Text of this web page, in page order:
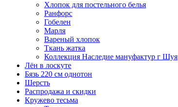
Хлопок для постельного белья
Ранфорс
Гобелен
Марля
Вареный хлопок
Ткань жатка
Коллекция Наследие мануфактур г Шуя
Лён в лоскуте
Бязь 220 см однотон
Шерсть
Распродажа и скидки
Кружево тесьма